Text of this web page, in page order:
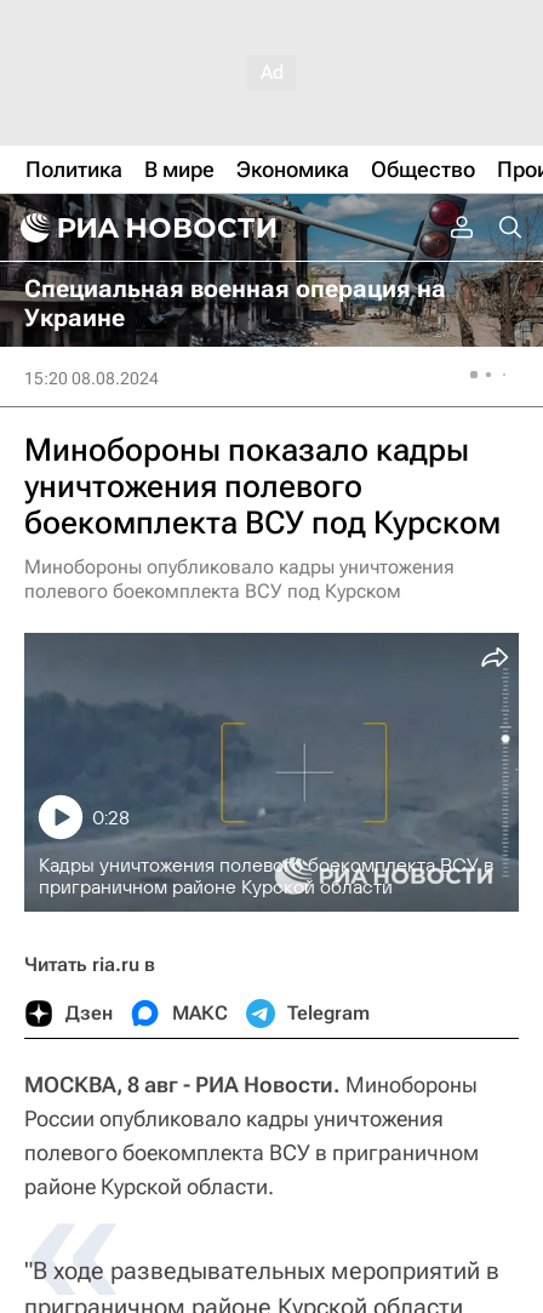
Политика В мире Экономика Общество
Специальная военная операция на
Украине
15:20 08.08.2024
Минобороны показало кадры
уничтожения полевого
боекомплекта ВСУ под Курском
Минобороны опубликовало кадры уничтожения
полевого боекомплекта ВСУ под Курском
Кадры уничтожения полевого боекомплекта ВСУ в
приграничном районе Курской области
0:28
Читать ria.ru в
Дзен МАКС Telegram
МОСКВА, 8 авг - РИА Новости. Минобороны
России опубликовало кадры уничтожения
полевого боекомплекта ВСУ в приграничном
районе Курской области.
«
"В ходе разведывательных мероприятий в
приграничном районе Курской области